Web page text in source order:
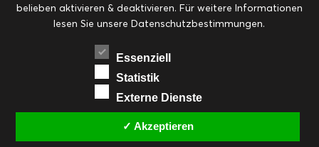
Eingemachtes Ohne Kategorie Ostern Resteküche
RezepteSaisonalSliderStartseite
Suppen, Salate & Vorspeisen
Vorspeisen, Salate & Suppen
Weihnachten Workshops & Events
belieben aktivieren & deaktivieren. Für weitere Informationen
lesen Sie unsere Datenschutzbestimmungen.
Essenziell
Statistik
Externe Dienste
✓ Akzeptieren